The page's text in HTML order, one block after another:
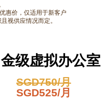
惠价，仅适用于新客户
视供应情况而定。
级虚拟办公室
SGD750/月
SGD525/月